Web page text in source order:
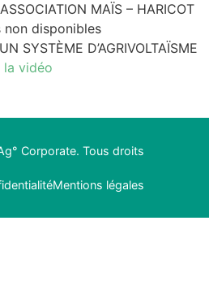
MAÏS – HARICOT
non disponibles
SYSTÈME D’AGRIVOLTAÏSME
la vidéo
Corporate. Tous droits
Mentions légales